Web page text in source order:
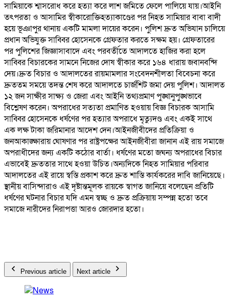
সামিয়াকে শ্বাসরোধ করে হত্যা করে লাশ জমিতে ফেলে পালিয়ে যায়।আইনি
তৎপরতা ও আসামির স্বীকারোক্তিহত্যাকাণ্ডের পর নিহত সামিয়ার বাবা বাদী
হয়ে ভূঞাপুর থানায় একটি মামলা দায়ের করেন। পুলিশ দ্রুত অভিযান চালিয়ে
প্রধান অভিযুক্ত সাব্বির হোসেনকে গ্রেফতার করতে সক্ষম হয়। গ্রেফতারের
পর পুলিশের জিজ্ঞাসাবাদে এবং পরবর্তীতে আদালতে হাজির করা হলে
সাব্বির বিচারকের সামনে নিজের দোষ স্বীকার করে ১৬৪ ধারায় জবানবন্দি
দেয়।দ্রুত বিচার ও আদালতের রায়মামলার সংবেদনশীলতা বিবেচনা করে
দ্রুততম সময়ে তদন্ত শেষ করে আদালতে চার্জশিট জমা দেয় পুলিশ। আদালত
১২ জন সাক্ষীর সাক্ষ্য ও জেরা এবং আইনি তথ্যপ্রমাণ পুঙ্খানুপুঙ্খভাবে
বিশ্লেষণ করেন। অপরাধের সত্যতা প্রমাণিত হওয়ায় বিজ্ঞ বিচারক আসামি
সাব্বির হোসেনকে ধর্ষণের পর হত্যার অপরাধে মৃত্যুদণ্ড এবং একই সাথে
এক লক্ষ টাকা জরিমানার আদেশ দেন।আইনজীবীদের প্রতিক্রিয়া ও
জনআকাঙ্ক্ষারায় ঘোষণার পর রাষ্ট্রপক্ষের আইনজীবীরা জানান এই রায় সমাজে
অপরাধীদের জন্য একটি কঠোর বার্তা। ধর্ষণের মতো জঘন্য অপরাধের বিচার
এভাবেই দ্রুততার সাথে হওয়া উচিত।অন্যদিকে নিহত সামিয়ার পরিবার
আদালতের এই রায়ে স্বস্তি প্রকাশ করে দ্রুত শাস্তি কার্যকরের দাবি জানিয়েছে।
স্থানীয় বাসিন্দারাও এই দৃষ্টান্তমূলক রায়কে স্বাগত জানিয়ে বলেছেন প্রতিটি
ধর্ষণের ঘটনার বিচার যদি এমন স্বচ্ছ ও দ্রুত প্রক্রিয়ায় সম্পন্ন হতো তবে
সমাজে নারীদের নিরাপত্তা আরও জোরদার হতো।
Previous article Next article